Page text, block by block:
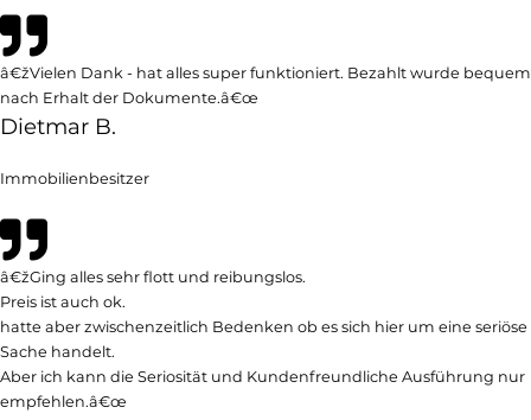
â€žVielen Dank - hat alles super funktioniert. Bezahlt wurde bequem
nach Erhalt der Dokumente.â€œ
Dietmar B.
Immobilienbesitzer
â€žGing alles sehr flott und reibungslos.
Preis ist auch ok.
hatte aber zwischenzeitlich Bedenken ob es sich hier um eine seriöse
Sache handelt.
Aber ich kann die Seriosität und Kundenfreundliche Ausführung nur
empfehlen.â€œ